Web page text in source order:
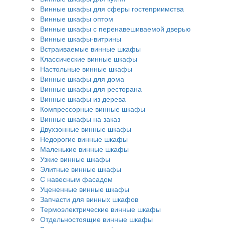
Винные шкафы для сферы гостеприимства
Винные шкафы оптом
Винные шкафы с перенавешиваемой дверью
Винные шкафы-витрины
Встраиваемые винные шкафы
Классические винные шкафы
Настольные винные шкафы
Винные шкафы для дома
Винные шкафы для ресторана
Винные шкафы из дерева
Компрессорные винные шкафы
Винные шкафы на заказ
Двухзонные винные шкафы
Недорогие винные шкафы
Маленькие винные шкафы
Узкие винные шкафы
Элитные винные шкафы
С навесным фасадом
Уцененные винные шкафы
Запчасти для винных шкафов
Термоэлектрические винные шкафы
Отдельностоящие винные шкафы